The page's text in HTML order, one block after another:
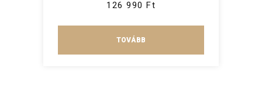
126 990 Ft
TOVÁBB